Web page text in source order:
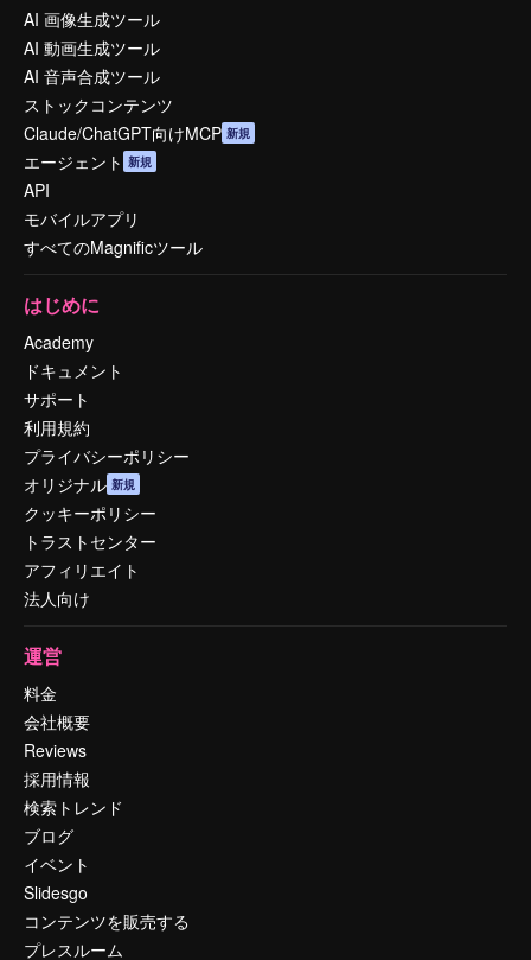
AI 画像生成ツール
AI 動画生成ツール
AI 音声合成ツール
ストックコンテンツ
Claude/ChatGPT向けMCP 新規
エージェント 新規
API
モバイルアプリ
すべてのMagnificツール
はじめに
Academy
ドキュメント
サポート
利用規約
プライバシーポリシー
オリジナル 新規
クッキーポリシー
トラストセンター
アフィリエイト
法人向け
運営
料金
会社概要
Reviews
採用情報
検索トレンド
ブログ
イベント
Slidesgo
コンテンツを販売する
プレスルーム